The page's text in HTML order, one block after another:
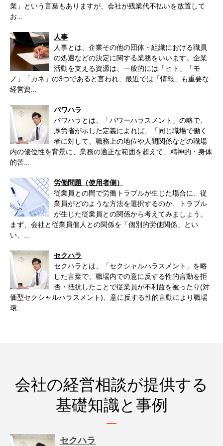
業」という言葉もありますが、会社が残業代不払いを放置して
お...
人事
人事とは、企業その他の団体・組織における職員
の処遇などの決定に関する業務をいいます。企業
活動を支える資源は、一般的には「ヒト」「モ
ノ」「カネ」の3つであると言われ、最近では「情報」も重要な
経営資...
パワハラ
パワハラとは、「パワーハラスメント」の略で、
厚労省が示した定義によれば、「同じ職場で働く
者に対して、職務上の地位や人間関係などの職場
内の優位性を背景に、業務の適正な範囲を超えて、精神的・身体
的苦...
労働問題（使用者側）
従業員との間で労働トラブルが生じた場合に、従
業員がどのような方法を選択するのか、トラブル
が生じた従業員との関係から考えてみましょう。
まず、会社と従業員個人との関係を「個別的労使関係」とい
い、...
セクハラ
セクハラとは、「セクシャルハラスメント」を略
した言葉で、職場内での意に反する性的言動を拒
否・抵抗したことで従業員が不利益を被ったり(対
価型セクシャルハラスメント)、意に反する性的言動により職場
環...
会社の経営相談が提供する
基礎知識と事例
セクハラ